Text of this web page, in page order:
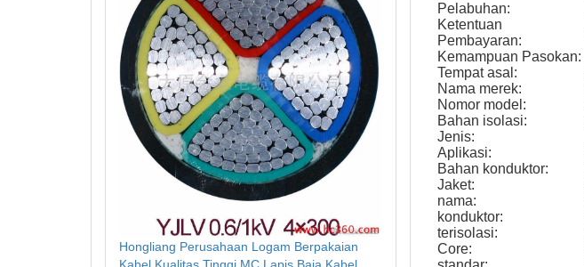
Pelabuhan:
Ketentuan
Pembayaran:
Kemampuan Pasokan:
Tempat asal:
Nama merek:
Nomor model:
Bahan isolasi:
Jenis:
Aplikasi:
Bahan konduktor:
Jaket:
nama:
konduktor:
terisolasi:
Core:
Hongliang Perusahaan Logam Berpakaian